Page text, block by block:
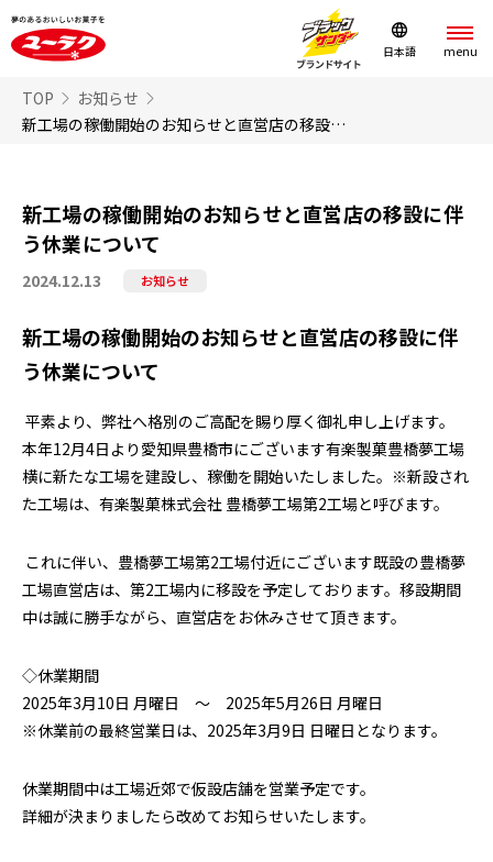
日本語
TOP
お知らせ
新工場の稼働開始のお知らせと直営店の移設に伴う休業について
新工場の稼働開始のお知らせと直営店の移設に伴
う休業について
2024.12.13 お知らせ
新工場の稼働開始のお知らせと直営店の移設に伴
う休業について
平素より、弊社へ格別のご高配を賜り厚く御礼申し上げます。
本年12月4日より愛知県豊橋市にございます有楽製菓豊橋夢工場
横に新たな工場を建設し、稼働を開始いたしました。※新設され
た工場は、有楽製菓株式会社 豊橋夢工場第2工場と呼びます。
これに伴い、豊橋夢工場第2工場付近にございます既設の豊橋夢
工場直営店は、第2工場内に移設を予定しております。移設期間
中は誠に勝手ながら、直営店をお休みさせて頂きます。
◇休業期間
2025年3月10日 月曜日 ～ 2025年5月26日 月曜日
※休業前の最終営業日は、 2025年3月9日 日曜日となります。
休業期間中は工場近郊で仮設店舗を営業予定です。
詳細が決まりましたら改めてお知らせいたします。